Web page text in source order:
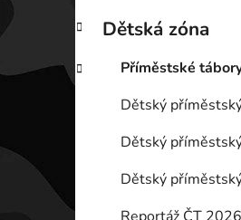
P
s
t
í
Přeskočit
kategorie
K
a
e
Dětská zóna
Příměstské
Dětský
Dětský
Dětský